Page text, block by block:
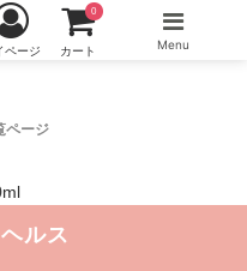
ページ
ページ カート
0
Menu
ルス